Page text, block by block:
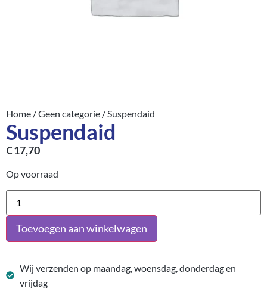
Home /Geen categorie / Suspendaid
Suspendaid
€17,70
Op voorraad
Toevoegen aan winkelwagen
Wij verzenden op maandag, woensdag, donderdag en
vrijdag